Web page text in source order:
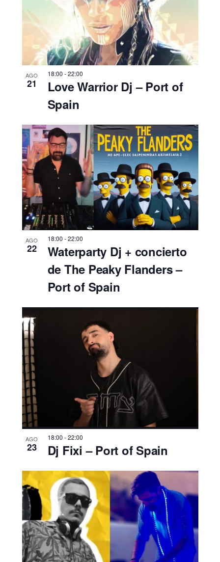
AGO
21
18:00 -22:00
Love Warrior Dj – Port of
Spain
AGO
22
18:00 -22:00
Waterparty Dj + concierto
de The Peaky Flanders –
Port of Spain
AGO
23
18:00 -22:00
Dj Fixi – Port of Spain